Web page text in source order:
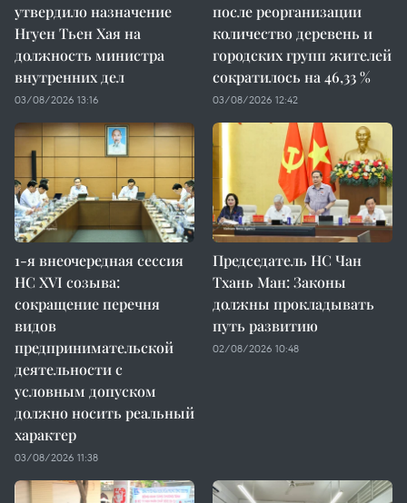
утвердило назначение
Нгуен Тьен Хая на
должность министра
внутренних дел
03/08/2026 13:16
после реорганизации
количество деревень и
городских групп жителей
сократилось на 46,33 %
03/08/2026 12:42
1-я внеочередная сессия
НС XVI созыва:
сокращение перечня
видов
предпринимательской
деятельности с
условным допуском
должно носить реальный
характер
03/08/2026 11:38
Председатель НС Чан
Тхань Ман: Законы
должны прокладывать
путь развитию
02/08/2026 10:48